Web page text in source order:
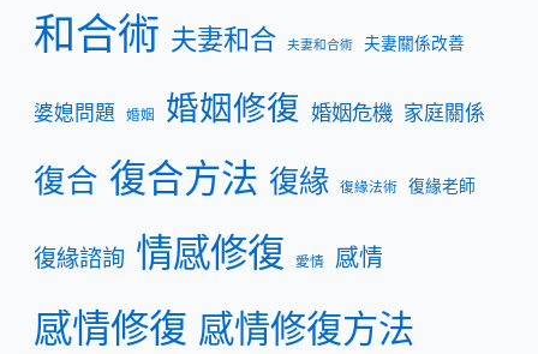
和合術 夫妻和合 夫妻和合術 夫妻關係改善
婆媳問題 婚姻 婚姻修復 婚姻危機 家庭關係
復合 復合方法 復緣 復緣法術 復緣老師
復緣諮詢 情感修復 愛情 感情
感情修復 感情修復方法